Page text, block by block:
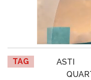
TAG ASTI